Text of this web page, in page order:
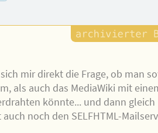
mir direkt die Frage, ob man
als auch das MediaWiki mit
könnte... und dann gleich
noch den SELFHTML-